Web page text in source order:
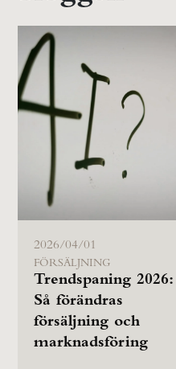
2026/04/01
FÖRSÄLJNING
Trendspaning 2026:
Så förändras
försäljning och
marknadsföring